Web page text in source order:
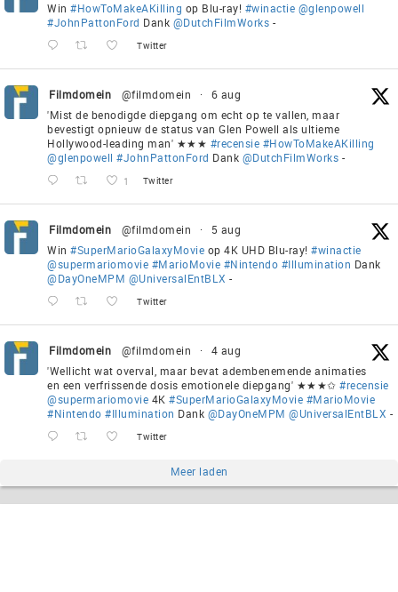
Win #HowToMakeAKilling op Blu-ray! #winactie @glenpowell
#JohnPattonFord Dank @DutchFilmWorks -
Twitter
Filmdomein @filmdomein ·
6 aug
'Mist de benodigde diepgang om echt op te vallen, maar
bevestigt opnieuw de status van Glen Powell als ultieme
Hollywood-leading man' ★★★ #recensie #HowToMakeAKilling
@glenpowell #JohnPattonFord Dank @DutchFilmWorks -
1 Twitter
Filmdomein @filmdomein ·
5 aug
Win #SuperMarioGalaxyMovie op 4K UHD Blu-ray! #winactie
@supermariomovie #MarioMovie #Nintendo #Illumination Dank
@DayOneMPM @UniversalEntBLX -
Twitter
Filmdomein @filmdomein ·
4 aug
'Wellicht wat overval, maar bevat adembenemende animaties
en een verfrissende dosis emotionele diepgang' ★★★✩ #recensie
@supermariomovie 4K #SuperMarioGalaxyMovie #MarioMovie
#Nintendo #Illumination Dank @DayOneMPM @UniversalEntBLX -
Twitter
Meer laden